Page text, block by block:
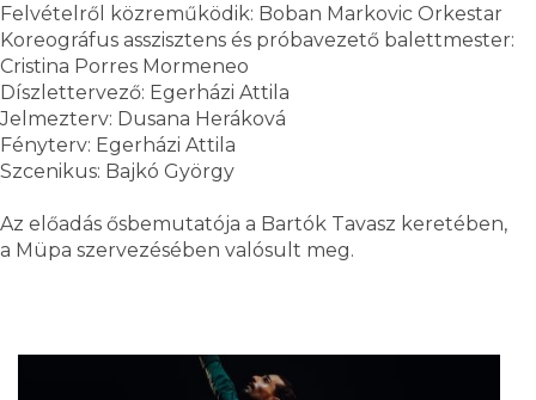
Felvételről közreműködik: Boban Markovic Orkestar
Koreográfus asszisztens és próbavezető balettmester:
Cristina Porres Mormeneo
Díszlettervező: Egerházi Attila
Jelmezterv: Dusana Heráková
Fényterv: Egerházi Attila
Szcenikus: Bajkó György
Az előadás ősbemutatója a Bartók Tavasz keretében,
a Müpa szervezésében valósult meg.